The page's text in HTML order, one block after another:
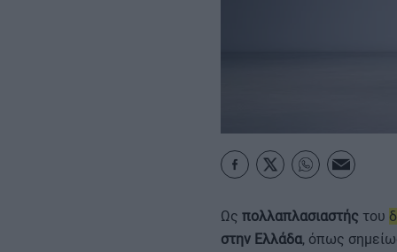
Ως πολλαπλασιαστήςτου
στην Ελλάδα, όπως